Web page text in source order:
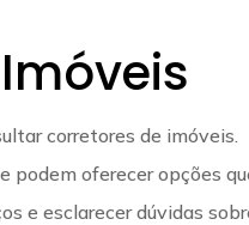
corretores de imóveis.
podem oferecer opções
e esclarecer dúvidas